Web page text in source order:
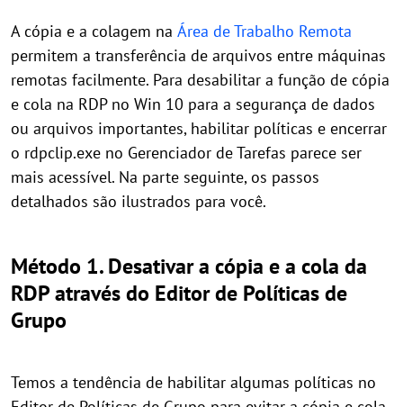
A cópia e a colagem na Área de Trabalho Remota
permitem a transferência de arquivos entre máquinas
remotas facilmente. Para desabilitar a função de cópia
e cola na RDP no Win 10 para a segurança de dados
ou arquivos importantes, habilitar políticas e encerrar
o rdpclip.exe no Gerenciador de Tarefas parece ser
mais acessível. Na parte seguinte, os passos
detalhados são ilustrados para você.
Método 1. Desativar a cópia e a cola da
RDP através do Editor de Políticas de
Grupo
Temos a tendência de habilitar algumas políticas no